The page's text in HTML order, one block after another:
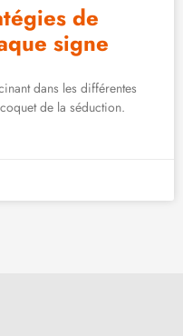
de
signe
dans les différentes
de la séduction.